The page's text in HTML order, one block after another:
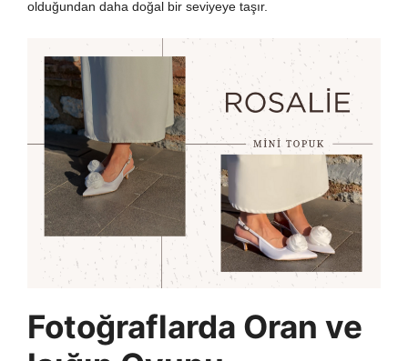
olduğundan daha doğal bir seviyeye taşır.
Fotoğraflarda Oran ve